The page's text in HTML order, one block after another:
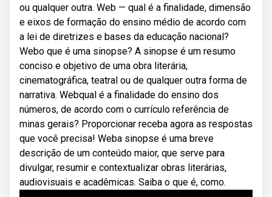
ou qualquer outra. Web — qual é a finalidade, dimensão
e eixos de formação do ensino médio de acordo com
a lei de diretrizes e bases da educação nacional?
Webo que é uma sinopse? A sinopse é um resumo
conciso e objetivo de uma obra literária,
cinematográfica, teatral ou de qualquer outra forma de
narrativa. Webqual é a finalidade do ensino dos
números, de acordo com o currículo referência de
minas gerais? Proporcionar receba agora as respostas
que você precisa! Weba sinopse é uma breve
descrição de um conteúdo maior, que serve para
divulgar, resumir e contextualizar obras literárias,
audiovisuais e acadêmicas. Saiba o que é, como.